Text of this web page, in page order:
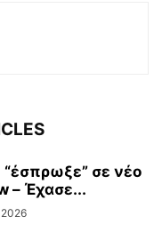
σε νέο
– Έχασε...